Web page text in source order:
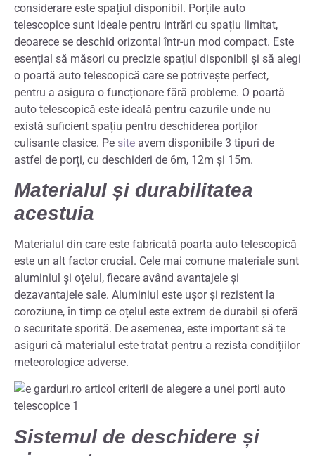
considerare este spațiul disponibil. Porțile auto
telescopice sunt ideale pentru intrări cu spațiu limitat,
deoarece se deschid orizontal într-un mod compact. Este
esențial să măsori cu precizie spațiul disponibil și să alegi
o poartă auto telescopică care se potrivește perfect,
pentru a asigura o funcționare fără probleme. O poartă
auto telescopică este ideală pentru cazurile unde nu
există suficient spațiu pentru deschiderea porților
culisante clasice. Pe site avem disponibile 3 tipuri de
astfel de porți, cu deschideri de 6m, 12m și 15m.
Materialul și durabilitatea
acestuia
Materialul din care este fabricată poarta auto telescopică
este un alt factor crucial. Cele mai comune materiale sunt
aluminiul și oțelul, fiecare având avantajele și
dezavantajele sale. Aluminiul este ușor și rezistent la
coroziune, în timp ce oțelul este extrem de durabil și oferă
o securitate sporită. De asemenea, este important să te
asiguri că materialul este tratat pentru a rezista condițiilor
meteorologice adverse.
Sistemul de deschidere și